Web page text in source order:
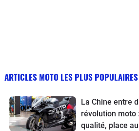
ARTICLES MOTO LES PLUS POPULAIRES
La Chine entre
révolution moto
qualité, place